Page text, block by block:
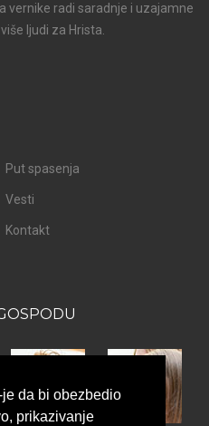
da bi obezbedio
prikazivanje
vernike radi saradnje i uzajamne
ljudi za Hrista.
Put spasenja
Vesti
Kontakt